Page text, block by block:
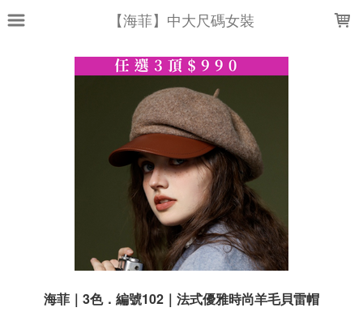
【海菲】中大尺碼女裝
海菲｜3色．編號102｜法式優雅時尚羊毛貝雷帽